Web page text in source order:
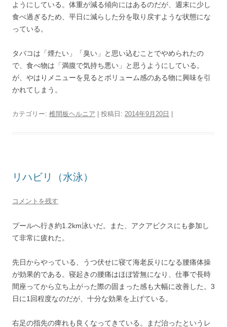
ようにしている。体重が減る傾向にはあるのだが、週末に少し
食べ過ぎるため、平日に減らした分を取り戻すような状態にな
っている。
タバコは「煙たい」「臭い」と思い込むことでやめられたの
で、食べ物は「満腹で気持ち悪い」と思うようにしている。
が、やはりメニューを見るとボリューム感のある物に興味を引
かれてしまう。
カテゴリー: 椎間板ヘルニア | 投稿日: 2014年9月20日
リハビリ（水泳）
コメントを残す
プールへ行き約1.2km泳いだ。また、アクアビクスにも参加し
て非常に疲れた。
先日からやっている、うつ伏せに寝て海老反りになる腰痛体操
が効果的である。寝起きの腰痛はほぼ皆無になり、仕事で長時
間座ってから立ち上がった際の固まった感も大幅に改善した。3
日に1回程度なのだが、十分な効果を上げている。
右足の指先の痺れも良くなってきている。まだ治ったというレ